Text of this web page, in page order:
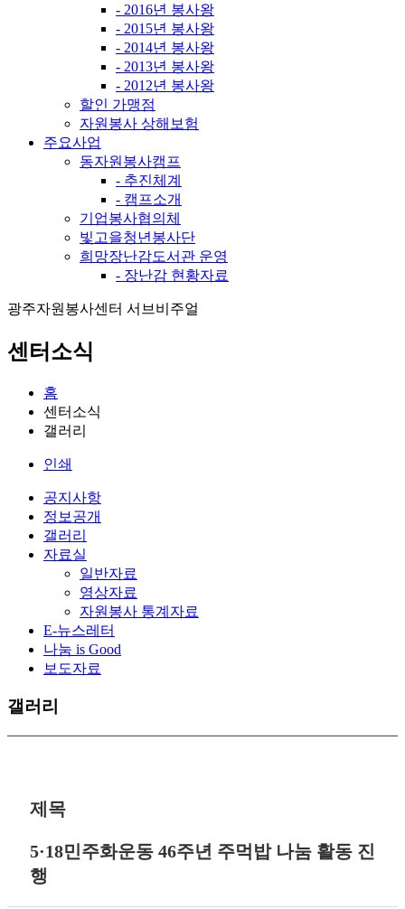
- 2016년 봉사왕
- 2015년 봉사왕
- 2014년 봉사왕
- 2013년 봉사왕
- 2012년 봉사왕
할인 가맹점
자원봉사 상해보험
주요사업
동자원봉사캠프
- 추진체계
- 캠프소개
기업봉사협의체
빛고을청년봉사단
희망장난감도서관 운영
- 장난감 현황자료
광주자원봉사센터 서브비주얼
센터소식
홈
센터소식
갤러리
인쇄
공지사항
정보공개
갤러리
자료실
일반자료
영상자료
자원봉사 통계자료
E-뉴스레터
나눔 is Good
보도자료
갤러리
제목
5·18민주화운동 46주년 주먹밥 나눔 활동 진
행